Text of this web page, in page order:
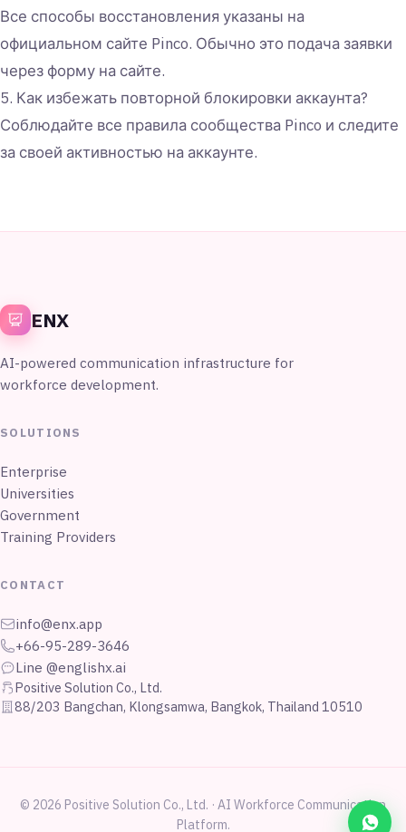
Все способы восстановления указаны на
официальном сайте Pinco. Обычно это подача заявки
через форму на сайте.
5. Как избежать повторной блокировки аккаунта?
Соблюдайте все правила сообщества Pinco и следите
за своей активностью на аккаунте.
ENX
AI-powered communication infrastructure for
workforce development.
SOLUTIONS
Enterprise
Universities
Government
Training Providers
CONTACT
info@enx.app
+66-95-289-3646
Line @englishx.ai
Positive Solution Co., Ltd.
88/203 Bangchan, Klongsamwa, Bangkok, Thailand 10510
© 2026 Positive Solution Co., Ltd. · AI Workforce Communication
Platform.